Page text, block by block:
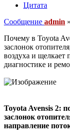
Цитата
Сообщение admin »
Почему в Toyota
заслонок
воздуха и щелкает
диагностике и
Toyota Avensis 2:
заслонок
направление